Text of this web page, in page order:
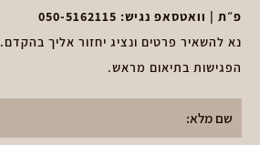
פ״ת | וואטסאפ נגיש: 050-5162115
נא להשאיר פרטים ונציג יחזור אליך בהקדם.
הפגישות בתיאום מראש.